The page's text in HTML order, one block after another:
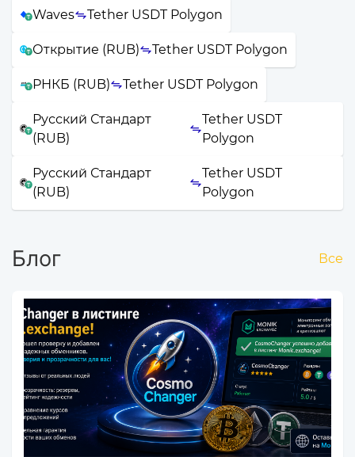
Waves Tether USDT Polygon
Открытие (RUB) Tether USDT Polygon
РНКБ (RUB) Tether USDT Polygon
Русский Стандарт
(RUB)
Tether USDT
Polygon
Русский Стандарт
(RUB)
Tether USDT
Polygon
Блог Все